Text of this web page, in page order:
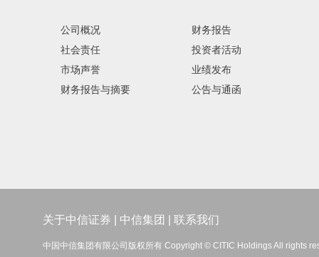
公司概况
社会责任
市场声誉
财务报告与摘要
财务报告
投资者活动
业绩发布
公告与通函
关于中信证券 中信集团 联系我们
中国中信集团有限公司版权所有 Copyright © CITIC Holdings All rights